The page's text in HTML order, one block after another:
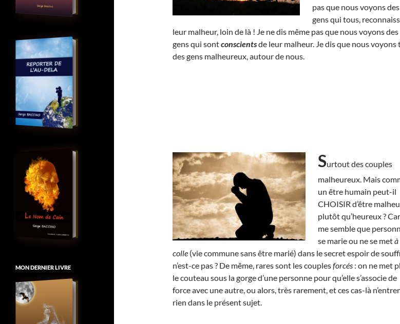
pas que nous voyons des
gens qui tous,
leur malheur, loin de là ! Je ne dis même pas que nous voyons des
gens qui sontconscientsde leur malheur. Je dis que nous voyons
des gens malheureux, autour de nous.
Surtout des couples
malheureux. Mais
un être humain peut-il
CHOISIR d’être
plutôt qu’heureux ?
me semble que
se marie ou ne se metà
colle (vie commune sans être marié) dans le secret espoir de
n’est-ce pas ? De même, rares sont les couplesforcés : on ne met
le couteau sous la gorge d’une personne pour qu’elle s’associe de
force avec une autre, ou alors, très rarement, et ces cas-là
rien dans le présent sujet.
MON DERNIER LIVRE